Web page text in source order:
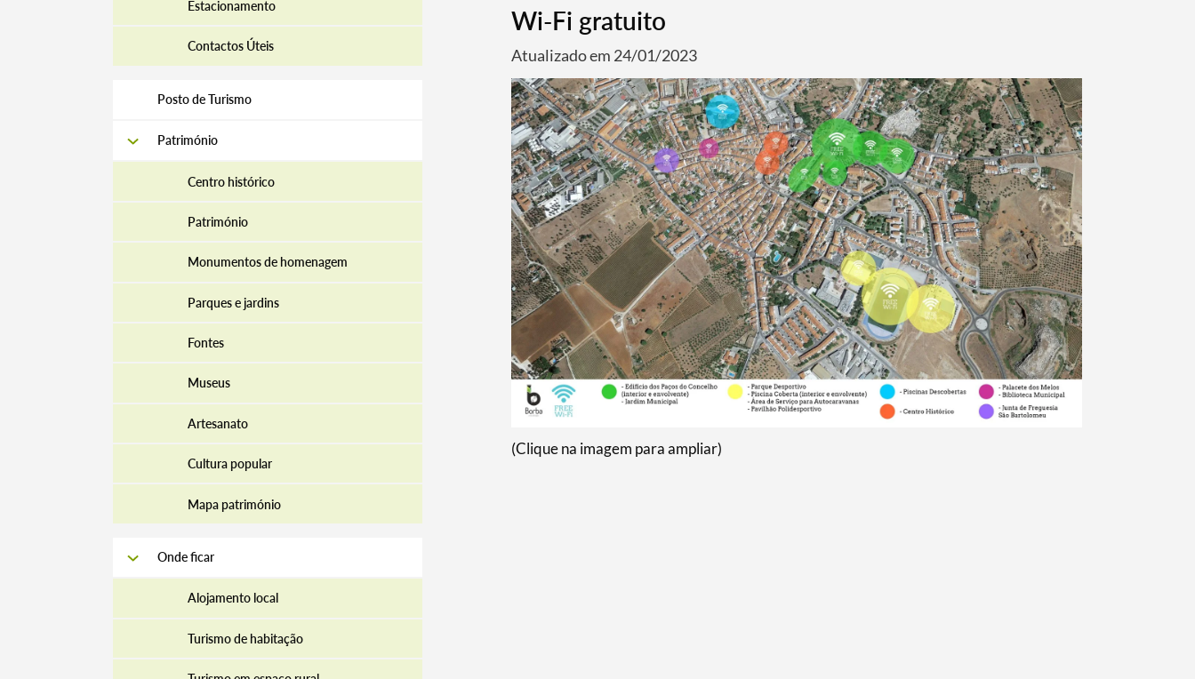
Estacionamento
Contactos Úteis
Posto de Turismo
Património
Centro histórico
Património
Monumentos de homenagem
Parques e jardins
Fontes
Museus
Artesanato
Cultura popular
Mapa património
Onde ficar
Alojamento local
Turismo de habitação
Wi-Fi gratuito
Atualizado em 24/01/2023
(Clique na imagem para ampliar)